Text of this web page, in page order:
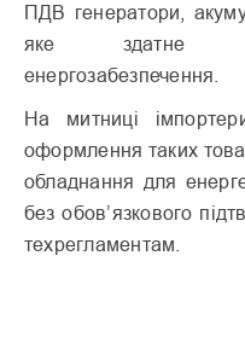
ПДВ генератори,
яке здатне
енергозабезпечення.
На митниці
оформлення таких
обладнання для
без обов’язкового
техрегламентам.